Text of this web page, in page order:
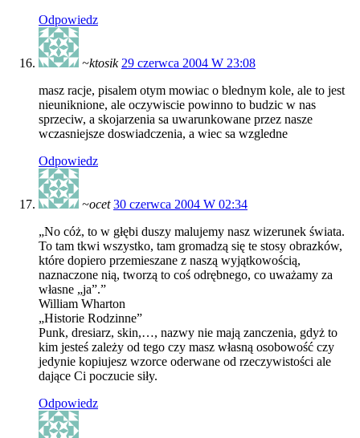
Odpowiedz
~ktosik 29 czerwca 2004 W 23:08
masz racje, pisalem otym mowiac o blednym kole, ale to jest
nieuniknione, ale oczywiscie powinno to budzic w nas
sprzeciw, a skojarzenia sa uwarunkowane przez nasze
wczasniejsze doswiadczenia, a wiec sa wzgledne
Odpowiedz
~ocet 30 czerwca 2004 W 02:34
„No cóż, to w głębi duszy malujemy nasz wizerunek świata.
To tam tkwi wszystko, tam gromadzą się te stosy obrazków,
które dopiero przemieszane z naszą wyjątkowością,
naznaczone nią, tworzą to coś odrębnego, co uważamy za
własne „ja”.”
William Wharton
„Historie Rodzinne”
Punk, dresiarz, skin,…, nazwy nie mają zanczenia, gdyż to
kim jesteś zależy od tego czy masz własną osobowość czy
jedynie kopiujesz wzorce oderwane od rzeczywistości ale
dające Ci poczucie siły.
Odpowiedz